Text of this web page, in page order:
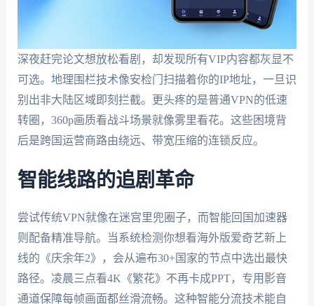
深夜赶完论文想放松看剧，却发现所有VIP内容都灰显不
可选。地理围栏技术像安检门扫描着你的IP地址，一旦识
别出非大陆区域即刻拦截。更头疼的是普通VPN的低速
转圈，360p画质看战斗场景就像雾里看花。这些困境背
后是跨国运营商路由绕远、带宽压缩的连锁反应。
智能线路的追剧革命
尝试传统VPN就像在迷宫里兜圈子，而智能回国加速器
则配备精准导航。当系统检测你想看海外版爱奇艺新上
线的《庆余年2》，会从遍布30+国家的节点中选出最快
路径。凌晨三点看4K《繁花》不再卡成PPT，专用影音
通道保障每帧画面都丝滑流畅。这种智能分流技术能自